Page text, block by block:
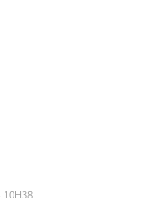
10H38